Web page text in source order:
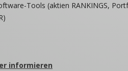
Tools (aktien RANKINGS,
informieren